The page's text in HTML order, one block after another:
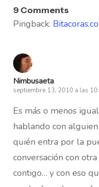
9 Comments
Pingback:
Nimbusaeta
septiembre 13, 2010 a las
Es más o menos
hablando con
quién entra por la
conversación con
contigo… y con eso